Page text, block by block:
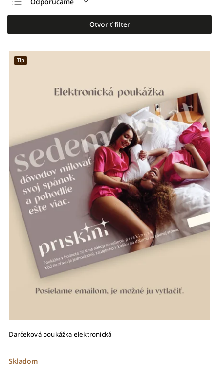
Najlacnejšie
Najdrahšie
Otvoriť filter
Tip
Darčeková poukážka elektronická
Skladom